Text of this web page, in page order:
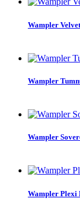
Wampler
Wampler
Wampler
Wampler Plexi